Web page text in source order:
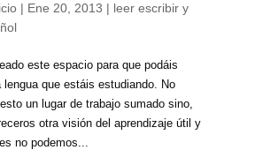
| Ene 20, 2013 | leer escribir y
este espacio para que podáis
que estáis estudiando. No
un lugar de trabajo sumado sino,
otra visión del aprendizaje útil y
no podemos...